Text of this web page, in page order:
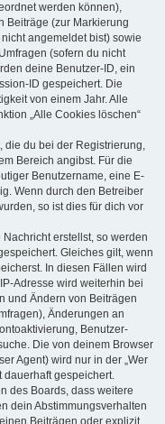
werden können),
Beiträge (zur Markierung
angemeldet bist) sowie
(sofern du nicht
deine Benutzer-ID, ein
ID gespeichert. Die
von einem Jahr. Alle
„Alle Cookies löschen“
die du bei der Registrierung,
Bereich angibst. Für die
Benutzername, eine E-
Wenn durch den Betreiber
so ist dies für dich vor
erstellst, so werden
Gleiches gilt, wenn
In diesen Fällen wird
Adresse wird weiterhin bei
und Ändern von Beiträgen
Änderungen an
Benutzer-
Die von deinem Browser
Agent) wird nur in der „Wer
dauerhaft gespeichert.
des Boards, dass weitere
dein Abstimmungsverhalten
Beiträgen oder explizit